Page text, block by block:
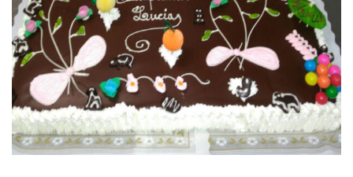
TARTA CELEBRACIÓN